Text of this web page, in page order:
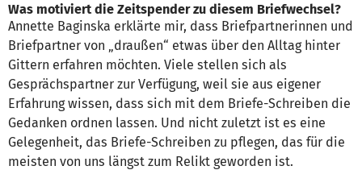
Was motiviert die Zeitspender zu diesem Briefwechsel?
Annette Baginska erklärte mir, dass Briefpartnerinnen und
Briefpartner von „draußen“ etwas über den Alltag hinter
Gittern erfahren möchten. Viele stellen sich als
Gesprächspartner zur Verfügung, weil sie aus eigener
Erfahrung wissen, dass sich mit dem Briefe-Schreiben die
Gedanken ordnen lassen. Und nicht zuletzt ist es eine
Gelegenheit, das Briefe-Schreiben zu pflegen, das für die
meisten von uns längst zum Relikt geworden ist.